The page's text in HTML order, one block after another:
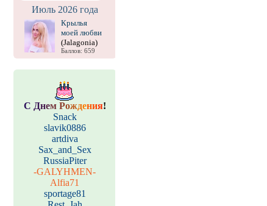
Июль 2026 года
Крылья
моей любви
(Jalagonia)
Баллов: 659
С Днем Рождения!
Snack
slavik0886
artdiva
Sax_and_Sex
RussiaPiter
-GALYHMEN-
Alfia71
sportage81